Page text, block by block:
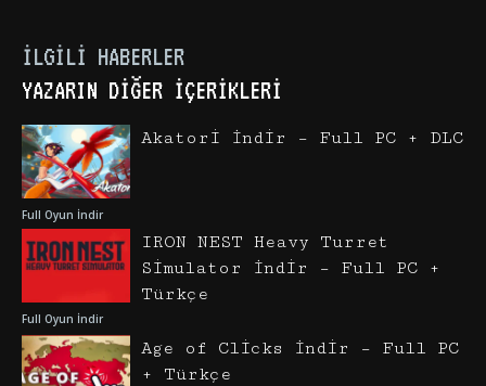
İLGILI HABERLER
YAZARIN DIĞER İÇERIKLERI
Full Oyun İndir
Akatori İndir – Full PC + DLC
Full Oyun İndir
IRON NEST Heavy Turret
Simulator İndir – Full PC +
Türkçe
Age of Clicks İndir – Full PC
+ Türkçe